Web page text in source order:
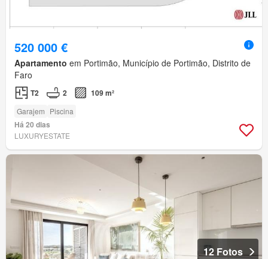
520 000 €
Apartamento em Portimão, Município de Portimão, Distrito de
Faro
T2 2 109 m²
Garajem Piscina
Há 20 dias
LUXURYESTATE
12 Fotos